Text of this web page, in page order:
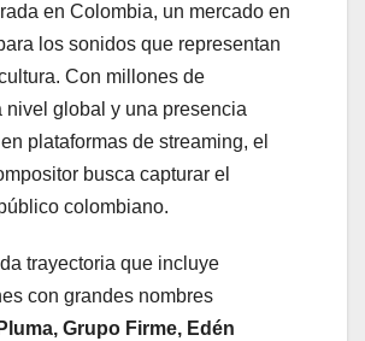
en Colombia, un mercado en
los sonidos que representan
Con millones de
nivel global y una presencia
plataformas de streaming, el
busca capturar el
colombiano.
trayectoria que incluye
con grandes nombres
Grupo Firme, Edén